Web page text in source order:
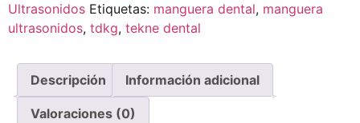
Ultrasonidos Etiquetas: manguera dental, manguera
ultrasonidos, tdkg, tekne dental
Descripción Información adicional
Valoraciones (0)